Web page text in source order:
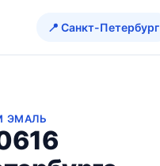
📍 Санкт-Петербург
ЭМАЛЬ